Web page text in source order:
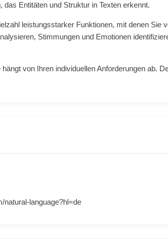
Entitäten und Struktur in Texten erkennt.
leistungsstarker Funktionen, mit denen Sie
Stimmungen und Emotionen
von Ihren individuellen Anforderungen ab.
natural-language?hl=de